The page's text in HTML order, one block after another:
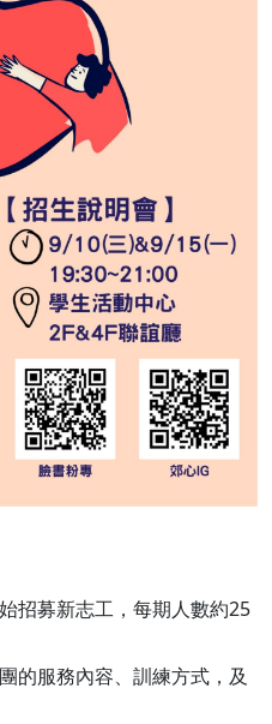
招募新志工，每期人數約25
的服務內容、訓練方式，及